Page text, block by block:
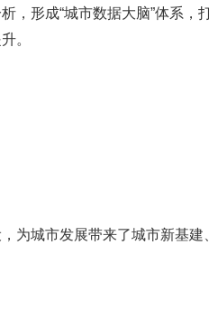
，形成“城市数据大脑”体系
。
为城市发展带来了城市新基